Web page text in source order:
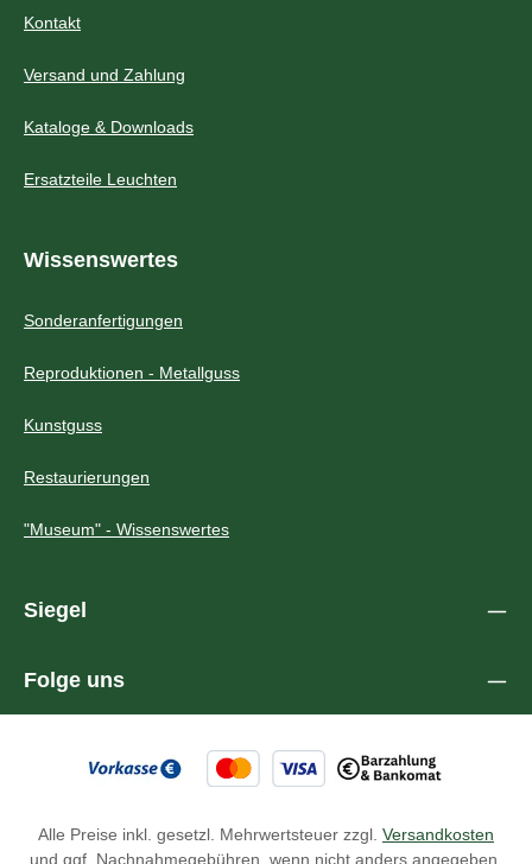
Kontakt
Versand und Zahlung
Kataloge & Downloads
Ersatzteile Leuchten
Wissenswertes
Sonderanfertigungen
Reproduktionen - Metallguss
Kunstguss
Restaurierungen
"Museum" - Wissenswertes
Siegel
Folge uns
Alle Preise inkl. gesetzl. Mehrwertsteuer zzgl. Versandkosten
und ggf. Nachnahmegebühren, wenn nicht anders angegeben.